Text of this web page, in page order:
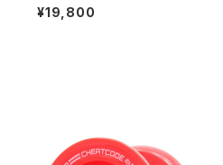
¥19,800